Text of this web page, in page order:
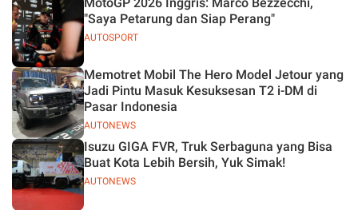
AUTOSPORT
"Saya Petarung dan Siap Perang"
AUTONEWS
Memotret Mobil The Hero Model Jetour yang
Jadi Pintu Masuk Kesuksesan T2 i-DM di
Pasar Indonesia
AUTONEWS
Isuzu GIGA FVR, Truk Serbaguna yang Bisa
Buat Kota Lebih Bersih, Yuk Simak!